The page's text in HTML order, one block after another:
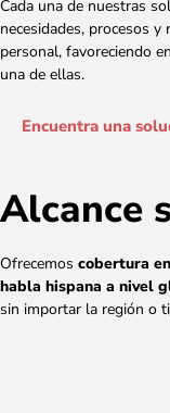
Cada una de nuestras
necesidades, procesos
personal, favoreciendo
una de ellas.
Encuentra una
Alcance
Ofrecemos cobertura
habla hispana a nivel
sin importar la región o